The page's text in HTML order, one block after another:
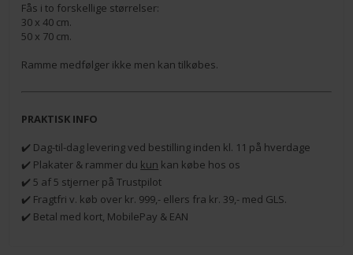
Fås i to forskellige størrelser:
30 x 40 cm.
50 x 70 cm.
Ramme medfølger ikke men kan tilkøbes.
PRAKTISK INFO
✔️ Dag-til-dag levering ved bestilling inden kl. 11 på hverdage
✔️ Plakater & rammer du kun kan købe hos os
✔️ 5 af 5 stjerner på Trustpilot
✔️ Fragtfri v. køb over kr. 999,- ellers fra kr. 39,- med GLS.
✔️ Betal med kort, MobilePay & EAN